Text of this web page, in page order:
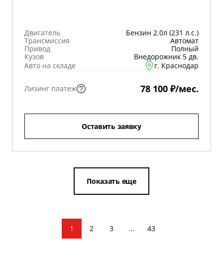
Двигатель
Бензин 2.0л (231 л.с.)
Трансмиссия
Автомат
Привод
Полный
Кузов
Внедорожник 5 дв.
Авто на складе
г. Краснодар
Лизинг платеж 78 100 ₽/мес.
Оставить заявку
Показать еще
1 2 3 ... 43